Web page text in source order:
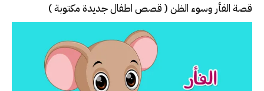
قصة الفأر وسوء الظن ( قصص اطفال جديدة مكتوبة )